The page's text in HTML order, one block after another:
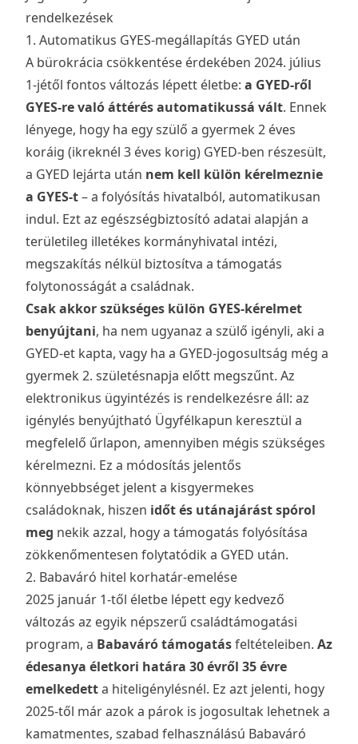
rendelkezések
1. Automatikus GYES-megállapítás GYED után
A bürokrácia csökkentése érdekében 2024. július
1-jétől fontos változás lépett életbe: a GYED-ről
GYES-re való áttérés automatikussá vált. Ennek
lényege, hogy ha egy szülő a gyermek 2 éves
koráig (ikreknél 3 éves korig) GYED-ben részesült,
a GYED lejárta után nem kell külön kérelmeznie
a GYES-t– a folyósítás hivatalból, automatikusan
indul. Ezt az egészségbiztosító adatai alapján a
területileg illetékes kormányhivatal intézi,
megszakítás nélkül biztosítva a támogatás
folytonosságát a családnak.
Csak akkor szükséges külön GYES-kérelmet
benyújtani, ha nem ugyanaz a szülő igényli, aki a
GYED-et kapta, vagy ha a GYED-jogosultság még a
gyermek 2. születésnapja előtt megszűnt. Az
elektronikus ügyintézés is rendelkezésre áll: az
igénylés benyújtható Ügyfélkapun keresztül a
megfelelő űrlapon, amennyiben mégis szükséges
kérelmezni. Ez a módosítás jelentős
könnyebbséget jelent a kisgyermekes
családoknak, hiszen időt és utánajárást spórol
meg nekik azzal, hogy a támogatás folyósítása
zökkenőmentesen folytatódik a GYED után.
2. Babaváró hitel korhatár-emelése
2025 január 1-től életbe lépett egy kedvező
változás az egyik népszerű családtámogatási
program, a Babaváró támogatásfeltételeiben. Az
édesanya életkori határa 30 évről 35 évre
emelkedetta hiteligénylésnél. Ez azt jelenti, hogy
2025-től már azok a párok is jogosultak lehetnek a
kamatmentes, szabad felhasználású Babaváró